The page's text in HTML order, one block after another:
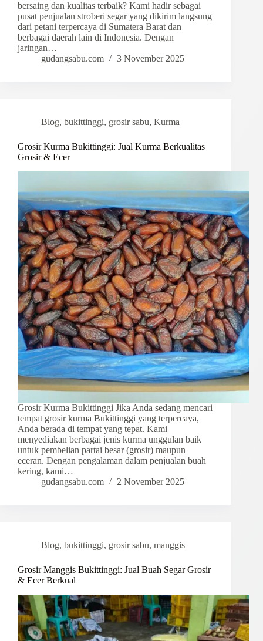
bersaing dan kualitas terbaik? Kami hadir sebagai
pusat penjualan stroberi segar yang dikirim langsung
dari petani terpercaya di Sumatera Barat dan
berbagai daerah lain di Indonesia. Dengan
jaringan…
gudangsabu.com
3 November 2025
Blog, bukittinggi, grosir sabu, Kurma
Grosir Kurma Bukittinggi: Jual Kurma Berkualitas
Grosir & Ecer
Grosir Kurma Bukittinggi Jika Anda sedang mencari
tempat grosir kurma Bukittinggi yang terpercaya,
Anda berada di tempat yang tepat. Kami
menyediakan berbagai jenis kurma unggulan baik
untuk pembelian partai besar (grosir) maupun
eceran. Dengan pengalaman dalam penjualan buah
kering, kami…
gudangsabu.com
2 November 2025
Blog, bukittinggi, grosir sabu, manggis
Grosir Manggis Bukittinggi: Jual Buah Segar Grosir
& Ecer Berkual